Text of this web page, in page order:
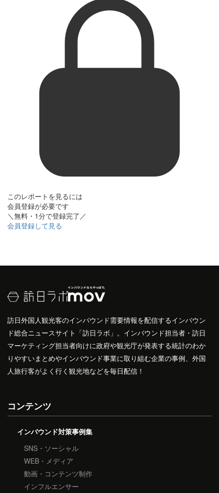
このレポートを見るには
会員登録が必要です
＼無料・1分で登録完了／
会員登録して見る
訪日外国人観光客のインバウンド需要情報を配信するインバウン
ド総合ニュースサイト「訪日ラボ」。インバウンド担当者・訪日
マーケティング担当者向けに政府や観光庁が発表する統計のわか
りやすいまとめやインバウンド事業に取り組む企業の事例、外国
人旅行客がよく行く観光地などを毎日配信！
コンテンツ
インバウンド対策事例集
SNS・ソーシャル
WEB・メディア
動画・コンテンツ制作
インフルエンサー